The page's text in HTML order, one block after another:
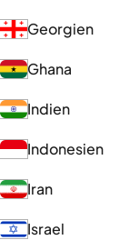
Georgien
Ghana
Indien
Indonesien
Iran
Israel